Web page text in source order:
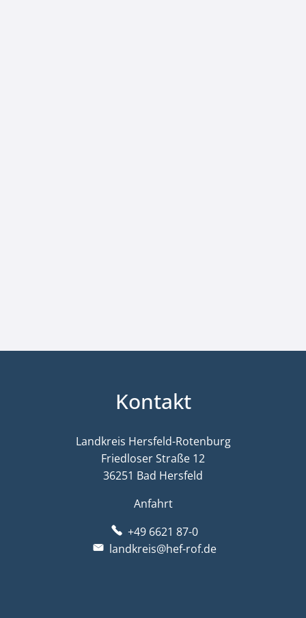
Kontakt
Landkreis Hersfeld-Rotenburg
Friedloser Straße 12
36251 Bad Hersfeld
Anfahrt
+49 6621 87-0
landkreis@hef-rof.de